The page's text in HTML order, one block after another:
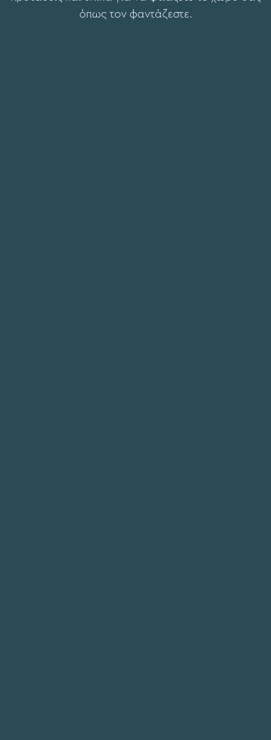
όπως τον φαντάζεστε.